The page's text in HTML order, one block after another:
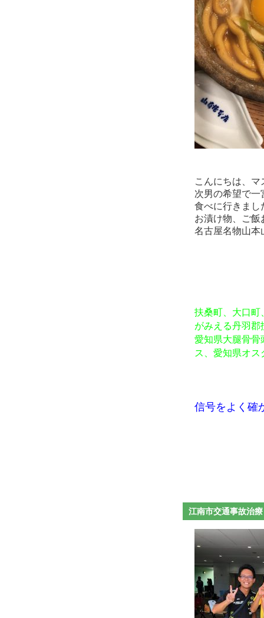
こんにちは、
次男の希望で一
食べに行きまし
お漬け物、ご飯
名古屋名物山本
扶桑町、大口町
がみえる丹羽郡
愛知県大腿骨骨
ス、愛知県オ
信号をよく確
江南市交通事